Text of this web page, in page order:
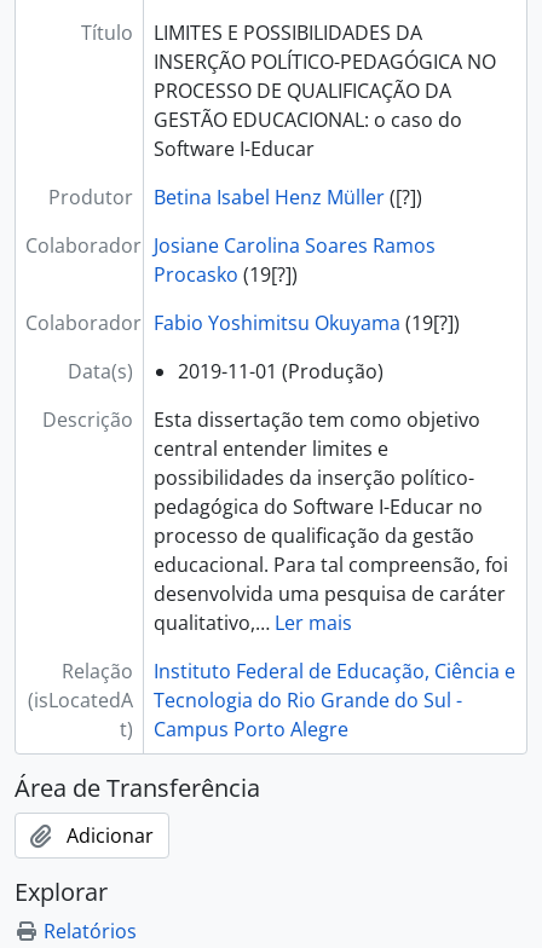
Título
LIMITES E POSSIBILIDADES DA
INSERÇÃO POLÍTICO-PEDAGÓGICA NO
PROCESSO DE QUALIFICAÇÃO DA
GESTÃO EDUCACIONAL: o caso do
Software I-Educar
Produtor
Betina Isabel Henz Müller ([?])
Colaborador Josiane Carolina Soares Ramos
Procasko (19[?])
Colaborador Fabio Yoshimitsu Okuyama (19[?])
Data(s)
2019-11-01 (Produção)
Descrição
Esta dissertação tem como objetivo
central entender limites e
possibilidades da inserção político-
pedagógica do Software I-Educar no
processo de qualificação da gestão
educacional. Para tal compreensão, foi
desenvolvida uma pesquisa de caráter
qualitativo,… Ler mais
Relação
(isLocatedA
t)
Instituto Federal de Educação, Ciência e
Tecnologia do Rio Grande do Sul -
Campus Porto Alegre
Área de Transferência
Adicionar
Explorar
Relatórios